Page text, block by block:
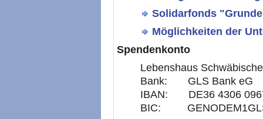
Solidarfonds
Möglichkeiten der
Spendenkonto
Lebenshaus
Bank: GLS Bank eG
IBAN: DE36 4306
BIC: